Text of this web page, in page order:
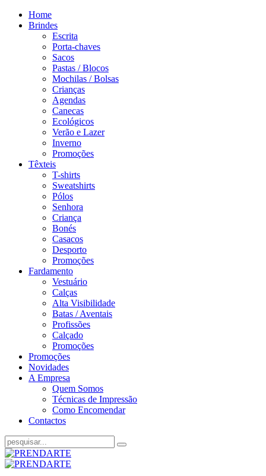
Home
Brindes
Escrita
Porta-chaves
Sacos
Pastas / Blocos
Mochilas / Bolsas
Crianças
Agendas
Canecas
Ecológicos
Verão e Lazer
Inverno
Promoções
Têxteis
T-shirts
Sweatshirts
Pólos
Senhora
Criança
Bonés
Casacos
Desporto
Promoções
Fardamento
Vestuário
Calças
Alta Visibilidade
Batas / Aventais
Profissões
Calçado
Promoções
Promoções
Novidades
A Empresa
Quem Somos
Técnicas de Impressão
Como Encomendar
Contactos